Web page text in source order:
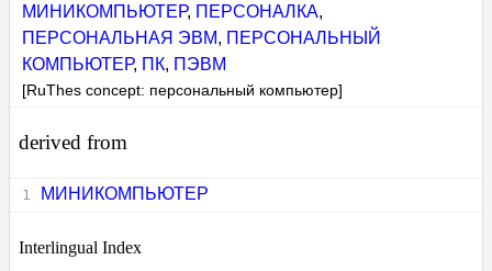
МИНИКОМПЬЮТЕР, ПЕРСОНАЛКА,
ПЕРСОНАЛЬНАЯ ЭВМ, ПЕРСОНАЛЬНЫЙ
КОМПЬЮТЕР, ПК, ПЭВМ
[RuThes concept: персональный компьютер]
derived from
МИНИКОМПЬЮТЕР
Interlingual Index